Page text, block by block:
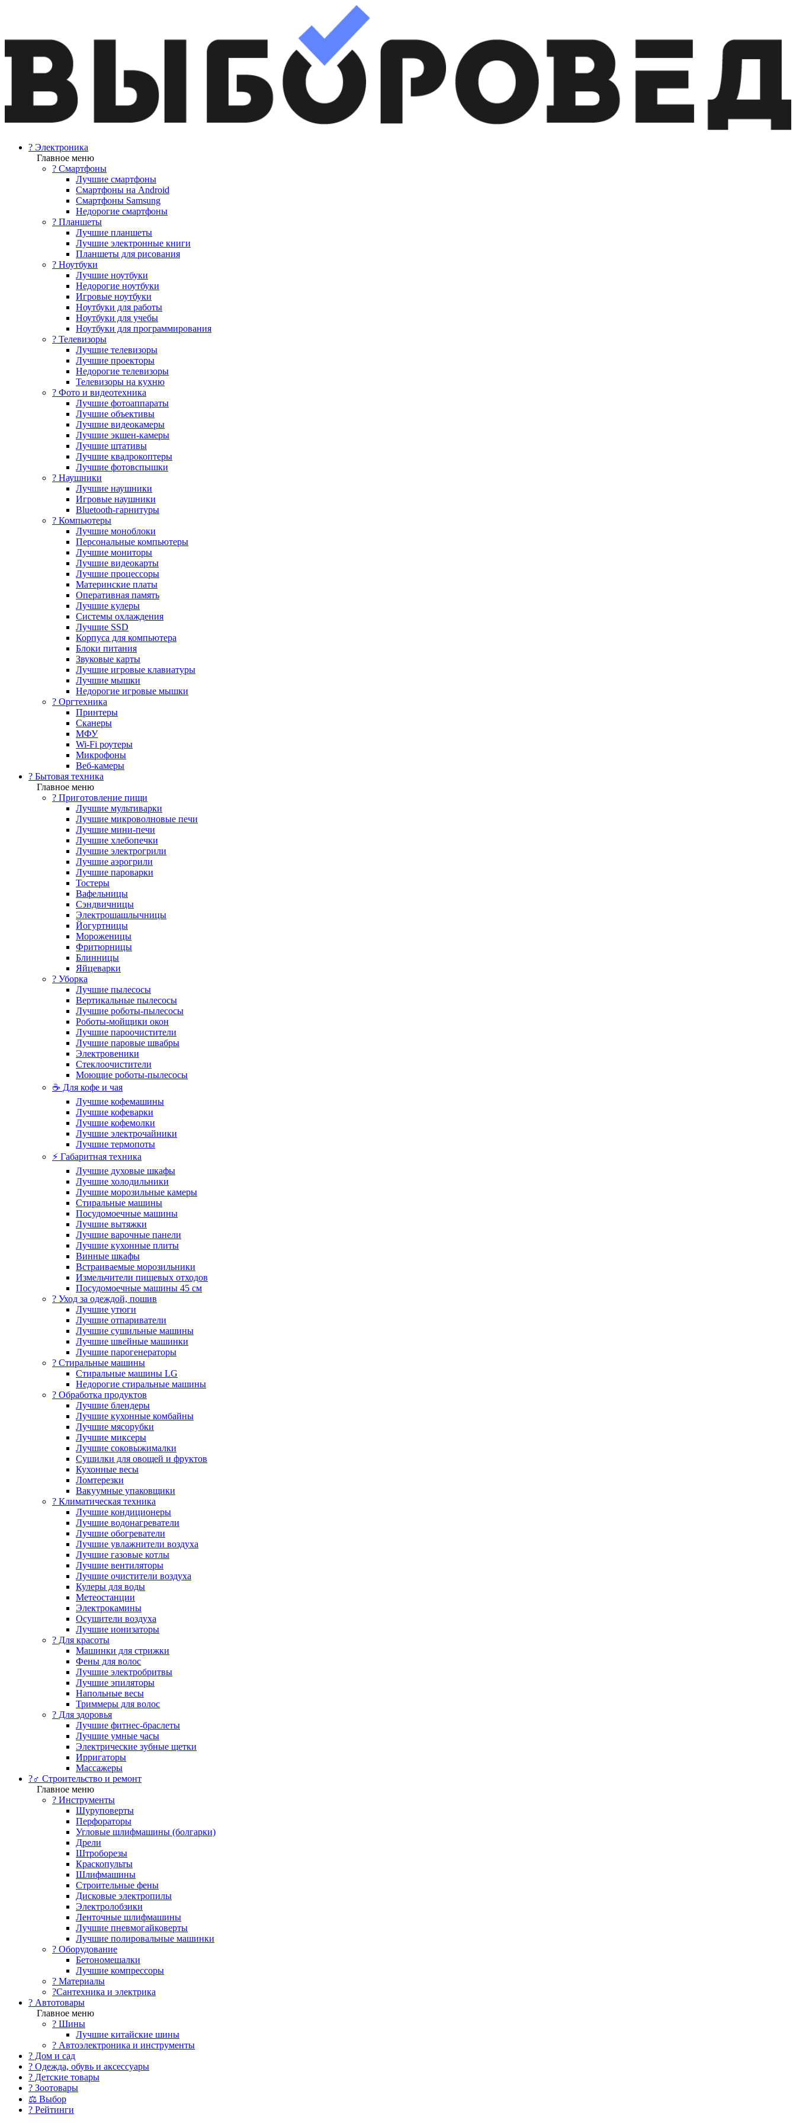
? Электроника
Главное меню
? Смартфоны
Лучшие смартфоны
Смартфоны на Android
Смартфоны Samsung
Недорогие смартфоны
? Планшеты
Лучшие планшеты
Лучшие электронные книги
Планшеты для рисования
? Ноутбуки
Лучшие ноутбуки
Недорогие ноутбуки
Игровые ноутбуки
Ноутбуки для работы
Ноутбуки для учебы
Ноутбуки для программирования
? Телевизоры
Лучшие телевизоры
Лучшие проекторы
Недорогие телевизоры
Телевизоры на кухню
? Фото и видеотехника
Лучшие фотоаппараты
Лучшие объективы
Лучшие видеокамеры
Лучшие экшен-камеры
Лучшие штативы
Лучшие квадрокоптеры
Лучшие фотовспышки
? Наушники
Лучшие наушники
Игровые наушники
Bluetooth-гарнитуры
?️ Компьютеры
Лучшие моноблоки
Персональные компьютеры
Лучшие мониторы
Лучшие видеокарты
Лучшие процессоры
Материнские платы
Оперативная память
Лучшие кулеры
Системы охлаждения
Лучшие SSD
Корпуса для компьютера
Блоки питания
Звуковые карты
Лучшие игровые клавиатуры
Лучшие мышки
Недорогие игровые мышки
?️ Оргтехника
Принтеры
Сканеры
МФУ
Wi-Fi роутеры
Микрофоны
Веб-камеры
? Бытовая техника
Главное меню
? Приготовление пищи
Лучшие мультиварки
Лучшие микроволновые печи
Лучшие мини-печи
Лучшие хлебопечки
Лучшие электрогрили
Лучшие аэрогрили
Лучшие пароварки
Тостеры
Вафельницы
Сэндвичницы
Электрошашлычницы
Йогуртницы
Мороженицы
Фритюрницы
Блинницы
Яйцеварки
? Уборка
Лучшие пылесосы
Вертикальные пылесосы
Лучшие роботы-пылесосы
Роботы-мойщики окон
Лучшие пароочистители
Лучшие паровые швабры
Электровеники
Стеклоочистители
Моющие роботы-пылесосы
☕ Для кофе и чая
Лучшие кофемашины
Лучшие кофеварки
Лучшие кофемолки
Лучшие электрочайники
Лучшие термопоты
⚡ Габаритная техника
Лучшие духовые шкафы
Лучшие холодильники
Лучшие морозильные камеры
Стиральные машины
Посудомоечные машины
Лучшие вытяжки
Лучшие варочные панели
Лучшие кухонные плиты
Винные шкафы
Встраиваемые морозильники
Измельчители пищевых отходов
Посудомоечные машины 45 см
? Уход за одеждой, пошив
Лучшие утюги
Лучшие отпариватели
Лучшие сушильные машины
Лучшие швейные машинки
Лучшие парогенераторы
? Стиральные машины
Стиральные машины LG
Недорогие стиральные машины
? Обработка продуктов
Лучшие блендеры
Лучшие кухонные комбайны
Лучшие мясорубки
Лучшие миксеры
Лучшие соковыжималки
Сушилки для овощей и фруктов
Кухонные весы
Ломтерезки
Вакуумные упаковщики
?️ Климатическая техника
Лучшие кондиционеры
Лучшие водонагреватели
Лучшие обогреватели
Лучшие увлажнители воздуха
Лучшие газовые котлы
Лучшие вентиляторы
Лучшие очистители воздуха
Кулеры для воды
Метеостанции
Электрокамины
Осушители воздуха
Лучшие ионизаторы
? Для красоты
Машинки для стрижки
Фены для волос
Лучшие электробритвы
Лучшие эпиляторы
Напольные весы
Триммеры для волос
? Для здоровья
Лучшие фитнес-браслеты
Лучшие умные часы
Электрические зубные щетки
Ирригаторы
Массажеры
?‍♂️ Строительство и ремонт
Главное меню
?️ Инструменты
Шуруповерты
Перфораторы
Угловые шлифмашины (болгарки)
Дрели
Штроборезы
Краскопульты
Шлифмашины
Строительные фены
Дисковые электропилы
Электролобзики
Ленточные шлифмашины
Лучшие пневмогайковерты
Лучшие полировальные машинки
?️ Оборудование
Бетономешалки
Лучшие компрессоры
? Материалы
?Сантехника и электрика
? Автотовары
Главное меню
? Шины
Лучшие китайские шины
? Автоэлектроника и инструменты
? Дом и сад
? Одежда, обувь и аксессуары
? Детские товары
? Зоотовары
⚖ Выбор
? Рейтинги